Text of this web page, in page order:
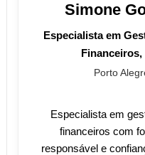
Simone
Especialista em
Financeiros,
Porto
Especialista em
financeiros com
responsável e